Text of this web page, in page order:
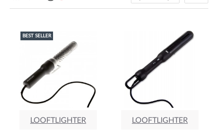
BEST SELLER
LOOFTLIGHTER LOOFTLIGHTER